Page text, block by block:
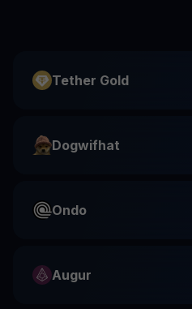
Tether Gold
Dogwifhat
Ondo
Augur